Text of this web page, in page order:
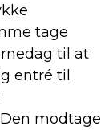
tage
til at
entré til
modtage